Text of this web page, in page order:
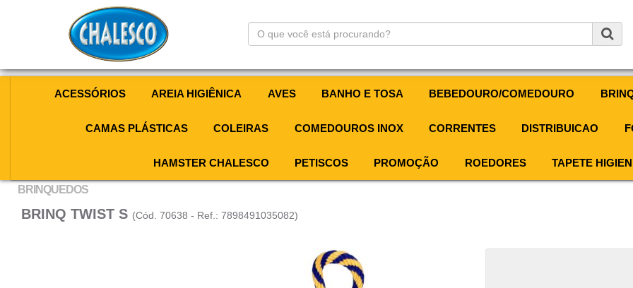
que
está
ACESSÓRIOS AREIA HIGIÊNICA AVES BANHO E TOSA BEBEDOURO/COMEDOURO
CAMAS PLÁSTICAS COLEIRAS COMEDOUROS INOX CORRENTES DISTRIBUICAO
HAMSTER CHALESCO PETISCOS PROMOÇÃO ROEDORES TAPETE
BRINQUEDOS
BRINQ TWIST S (Cód. 70638 - Ref.: 7898491035082)